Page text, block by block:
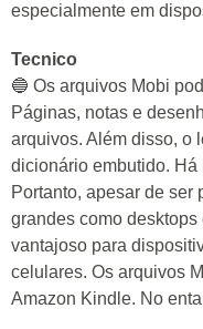
especialmente em
Tecnico
🔵 Os arquivos Mobi
Páginas, notas e
arquivos. Além disso, o
dicionário embutido.
Portanto, apesar de
grandes como
vantajoso para
celulares. Os arquivos
Amazon Kindle. No